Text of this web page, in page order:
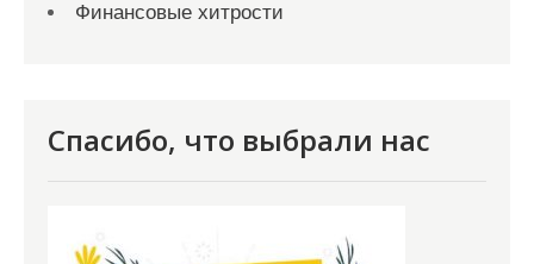
Финансовые хитрости
Спасибо, что выбрали нас